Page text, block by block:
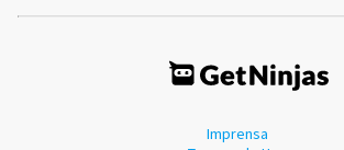
Imprensa